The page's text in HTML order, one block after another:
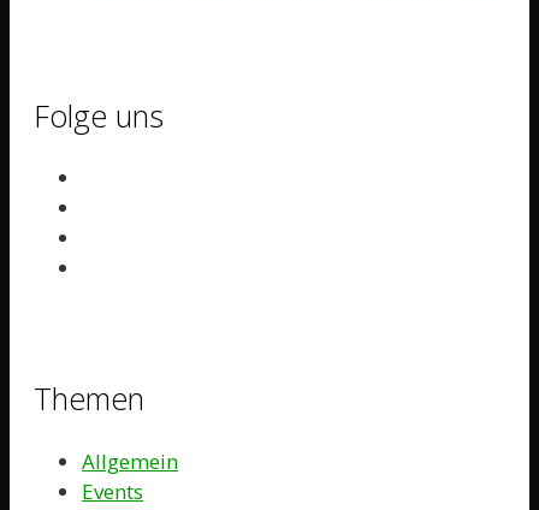
Folge uns
Themen
Allgemein
Events